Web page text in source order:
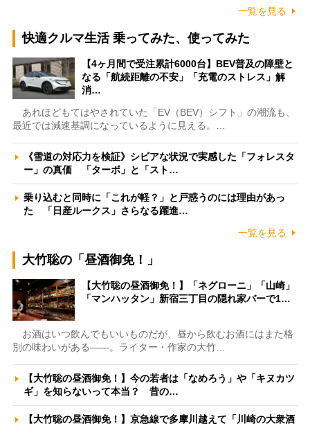
一覧を見る
快適クルマ生活 乗ってみた、使ってみた
【4ヶ月間で受注累計6000台】BEV普及の障壁と
なる「航続距離の不安」「充電のストレス」解
消…
あれほどもてはやされていた「EV（BEV）シフト」の潮流も、
最近では減速基調になっているように見える。…
《雪道の対応力を検証》シビアな状況で実感した「フォレスタ
ー」の真価 「ターボ」と「スト…
乗り込むと同時に「これが軽？」と戸惑うのには理由があっ
た 「日産ルークス」さらなる躍進…
一覧を見る
大竹聡の「昼酒御免！」
【大竹聡の昼酒御免！】「ネグローニ」「山崎」
「マンハッタン」新宿三丁目の隠れ家バーで1…
お酒はいつ飲んでもいいものだが、昼から飲むお酒にはまた格
別の味わいがある――。ライター・作家の大竹…
【大竹聡の昼酒御免！】今の若者は「なめろう」や「キヌカツ
ギ」を知らないって本当？ 昔の…
【大竹聡の昼酒御免！】京急線で多摩川越えて「川崎の大衆酒